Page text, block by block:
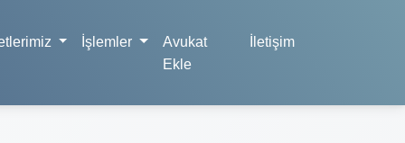
İşlemler
Avukat
Ekle
İletişim